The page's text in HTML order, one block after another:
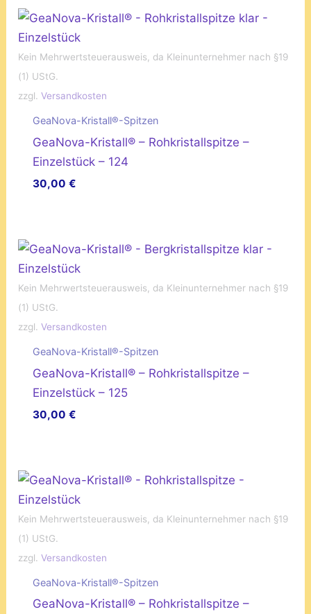
Kein Mehrwertsteuerausweis, da Kleinunternehmer nach §19
(1) UStG.
zzgl.Versandkosten
GeaNova-Kristall®-Spitzen
GeaNova-Kristall® – Rohkristallspitze –
Einzelstück – 124
30,00 €
Kein Mehrwertsteuerausweis, da Kleinunternehmer nach §19
(1) UStG.
zzgl.Versandkosten
GeaNova-Kristall®-Spitzen
GeaNova-Kristall® – Rohkristallspitze –
Einzelstück – 125
30,00 €
Kein Mehrwertsteuerausweis, da Kleinunternehmer nach §19
(1) UStG.
zzgl.Versandkosten
GeaNova-Kristall®-Spitzen
GeaNova-Kristall® – Rohkristallspitze –